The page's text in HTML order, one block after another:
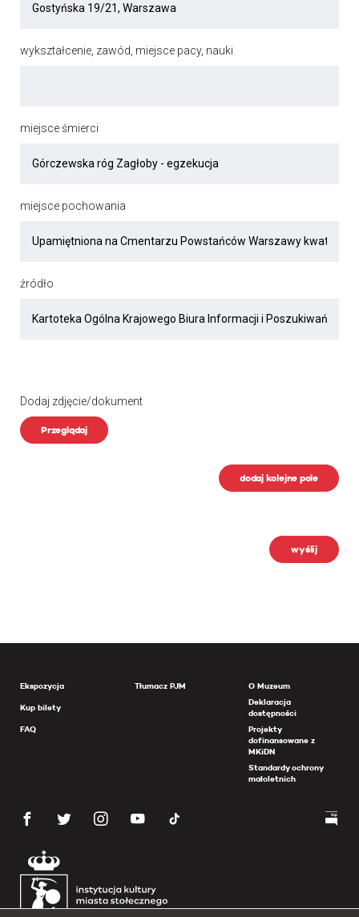
wykształcenie, zawód, miejsce pacy, nauki
miejsce śmierci
miejsce pochowania
źródło
Dodaj zdjęcie/dokument
Przeglądaj
dodaj kolejne pole
wyślij
Ekspozycja
Kup bilety
FAQ
Tłumacz PJM
O Muzeum
Deklaracja
dostępności
Projekty
dofinansowane z
MKiDN
Standardy ochrony
małoletnich